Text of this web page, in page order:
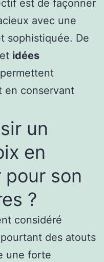
est de façonner
avec une
sophistiquée. De
et idées
permettent
en conservant
un
en
pour son
?
considéré
des atouts
une forte